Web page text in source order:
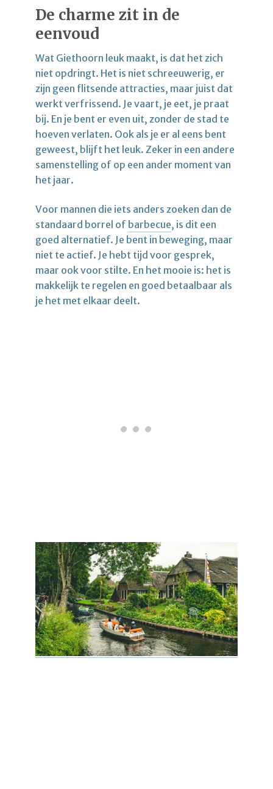
De charme zit in de
eenvoud
Wat Giethoorn leuk maakt, is dat het zich
niet opdringt. Het is niet schreeuwerig, er
zijn geen flitsende attracties, maar juist dat
werkt verfrissend. Je vaart, je eet, je praat
bij. En je bent er even uit, zonder de stad te
hoeven verlaten. Ook als je er al eens bent
geweest, blijft het leuk. Zeker in een andere
samenstelling of op een ander moment van
het jaar.
Voor mannen die iets anders zoeken dan de
standaard borrel of barbecue, is dit een
goed alternatief. Je bent in beweging, maar
niet te actief. Je hebt tijd voor gesprek,
maar ook voor stilte. En het mooie is: het is
makkelijk te regelen en goed betaalbaar als
je het met elkaar deelt.